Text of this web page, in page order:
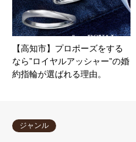
【高知市】プロポーズをする
なら”ロイヤルアッシャー”の婚
約指輪が選ばれる理由。
ジャンル